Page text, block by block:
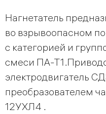
Нагнетатель
во взрывоопасном
с категорией и
смеси ПА-
электродвигатель
преобразователем
12УХЛ4 .